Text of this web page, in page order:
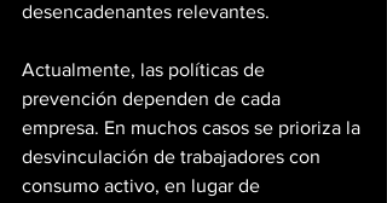
desencadenantes relevantes.
Actualmente, las políticas de
prevención dependen de cada
empresa. En muchos casos se prioriza la
desvinculación de trabajadores con
consumo activo, en lugar de